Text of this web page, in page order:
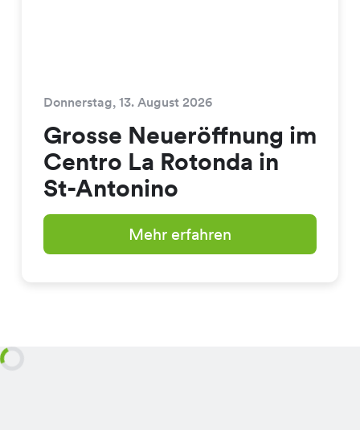
Donnerstag, 13. August 2026
Grosse Neueröffnung im
Centro La Rotonda in
St-Antonino
Mehr erfahren